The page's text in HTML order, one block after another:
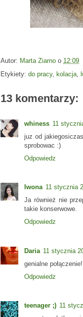
Autor: Marta Ziarno o 12:09
Etykiety: do pracy, kolacja,
13 komentarzy:
whiness 11
juz od
sprobowac :)
Odpowiedz
Iwona 11 stycznia
Ja również nie
takie konserwowe.
Odpowiedz
Daria 11 stycznia
genialne
Odpowiedz
teenager ;) 11